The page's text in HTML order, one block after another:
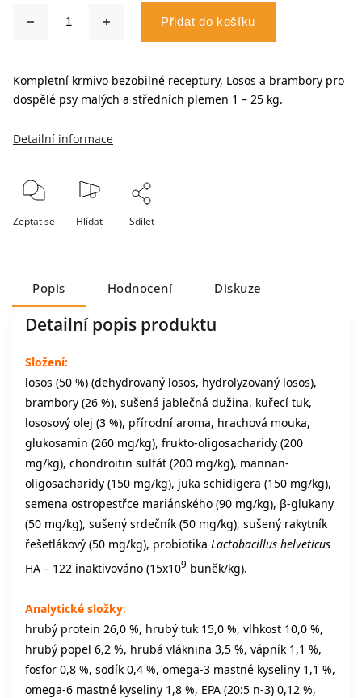
Přidat do košíku
Kompletní krmivo bezobilné receptury, Losos a brambory pro
dospělé psy malých a středních plemen 1 – 25 kg.
Detailní informace
Zeptat se Hlídat Sdílet
Popis Hodnocení Diskuze
Detailní popis produktu
Složení:
losos (50 %) (dehydrovaný losos, hydrolyzovaný losos),
brambory (26 %), sušená jablečná dužina, kuřecí tuk,
lososový olej (3 %), přírodní aroma, hrachová mouka,
glukosamin (260 mg/kg), frukto-oligosacharidy (200
mg/kg), chondroitin sulfát (200 mg/kg), mannan-
oligosacharidy (150 mg/kg), juka schidigera (150 mg/kg),
semena ostropestřce mariánského (90 mg/kg), β-glukany
(50 mg/kg), sušený srdečník (50 mg/kg), sušený rakytník
řešetlákový (50 mg/kg), probiotika Lactobacillus helveticus
HA – 122 inaktivováno (15x109 buněk/kg).
Analytické složky:
hrubý protein 26,0 %, hrubý tuk 15,0 %, vlhkost 10,0 %,
hrubý popel 6,2 %, hrubá vláknina 3,5 %, vápník 1,1 %,
fosfor 0,8 %, sodík 0,4 %, omega-3 mastné kyseliny 1,1 %,
omega-6 mastné kyseliny 1,8 %, EPA (20:5 n-3) 0,12 %,